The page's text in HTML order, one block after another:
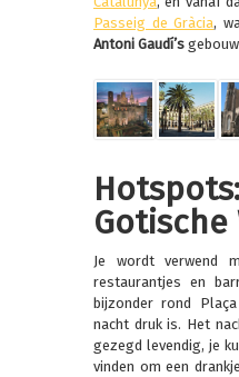
Passeig de Gràcia,
Antoni Gaudí’s
Gotische
Je wordt verwend
restaurantjes en
bijzonder rond
nacht druk is. Het
gezegd levendig, je
vinden om een